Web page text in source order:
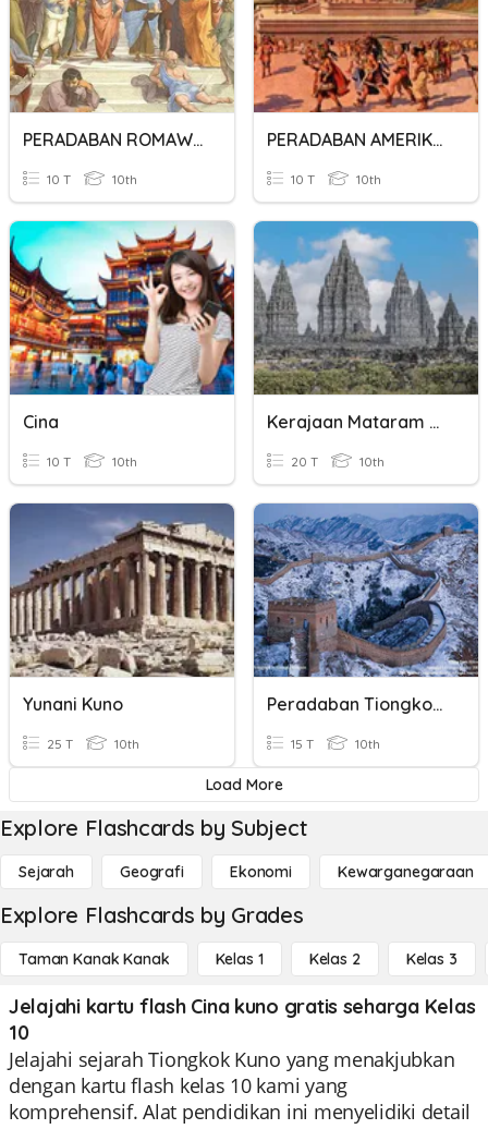
PERADABAN ROMAWI KUNO
10 T 10th
PERADABAN AMERIKA KUNO
10 T 10th
Cina
10 T 10th
Kerajaan Mataram Kuno
20 T 10th
Yunani Kuno
25 T 10th
Peradaban Tiongkok Kuno
15 T 10th
Load More
Explore Flashcards by Subject
Sejarah Geografi Ekonomi Kewarganegaraan
Explore Flashcards by Grades
Taman Kanak Kanak Kelas 1 Kelas 2 Kelas 3
Jelajahi kartu flash Cina kuno gratis seharga Kelas
10
Jelajahi sejarah Tiongkok Kuno yang menakjubkan
dengan kartu flash kelas 10 kami yang
komprehensif. Alat pendidikan ini menyelidiki detail